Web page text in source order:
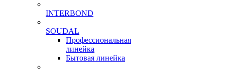
INTERBOND
SOUDAL
Профессиональная
линейка
Бытовая линейка